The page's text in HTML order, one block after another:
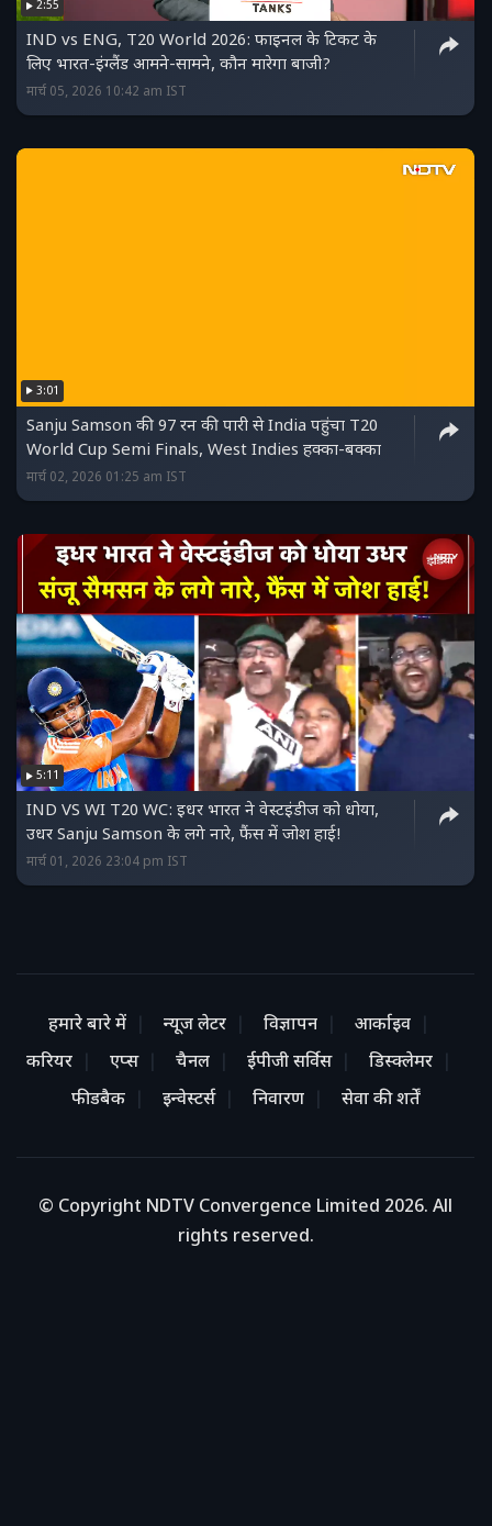
2:55
IND vs ENG, T20 World 2026: फाइनल के टिकट के
लिए भारत-इंग्लैंड आमने-सामने, कौन मारेगा बाजी?
मार्च 05, 2026 10:42 am IST
3:01
Sanju Samson की 97 रन की पारी से India पहुंचा T20
World Cup Semi Finals, West Indies हक्का-बक्का
मार्च 02, 2026 01:25 am IST
5:11
IND VS WI T20 WC: इधर भारत ने वेस्टइंडीज को धोया,
उधर Sanju Samson के लगे नारे, फैंस में जोश हाई!
मार्च 01, 2026 23:04 pm IST
हमारे बारे में न्यूज लेटर विज्ञापन
आर्काइव
करियर
एप्स चैनल ईपीजी सर्विस
डिस्क्लेमर
फीडबैक
इन्वेस्टर्स निवारण सेवा की शर्तें
© Copyright NDTV Convergence Limited 2026. All
rights reserved.